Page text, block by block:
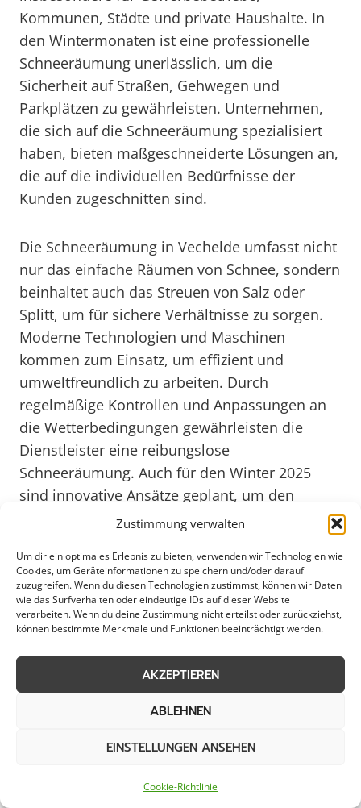
Zustimmung verwalten
Um dir ein optimales Erlebnis zu bieten, verwenden wir Technologien wie
Cookies, um Geräteinformationen zu speichern und/oder darauf
zuzugreifen. Wenn du diesen Technologien zustimmst, können wir Daten
wie das Surfverhalten oder eindeutige IDs auf dieser Website
verarbeiten. Wenn du deine Zustimmung nicht erteilst oder zurückziehst,
können bestimmte Merkmale und Funktionen beeinträchtigt werden.
AKZEPTIEREN
ABLEHNEN
EINSTELLUNGEN ANSEHEN
Cookie-Richtlinie
Kommunen, Städte und private Haushalte. In
den Wintermonaten ist eine professionelle
Schneeräumung unerlässlich, um die
Sicherheit auf Straßen, Gehwegen und
Parkplätzen zu gewährleisten. Unternehmen,
die sich auf die Schneeräumung spezialisiert
haben, bieten maßgeschneiderte Lösungen an,
die auf die individuellen Bedürfnisse der
Kunden zugeschnitten sind.
Die Schneeräumung in Vechelde umfasst nicht
nur das einfache Räumen von Schnee, sondern
beinhaltet auch das Streuen von Salz oder
Splitt, um für sichere Verhältnisse zu sorgen.
Moderne Technologien und Maschinen
kommen zum Einsatz, um effizient und
umweltfreundlich zu arbeiten. Durch
regelmäßige Kontrollen und Anpassungen an
die Wetterbedingungen gewährleisten die
Dienstleister eine reibungslose
Schneeräumung. Auch für den Winter 2025
sind innovative Ansätze geplant, um den
Service kontinuierlich zu verbessern und den
Anforderungen der Kunden gerecht zu werden.
Vechelde setzt damit auf professionelle
Dienstleister, die auch in Zukunft für eine
sichere und gut geräumte Umgebung sorgen.
Schneeräumung in Vechelde:
Zuverlässig und pünktlich
In Vechelde ist eine zuverlässige